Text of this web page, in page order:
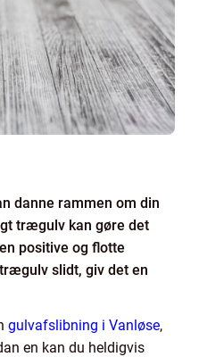
danne rammen om din
trægulv kan gøre det
positive og flotte
slidt, giv det en
gulvafslibning i Vanløse,
en kan du heldigvis